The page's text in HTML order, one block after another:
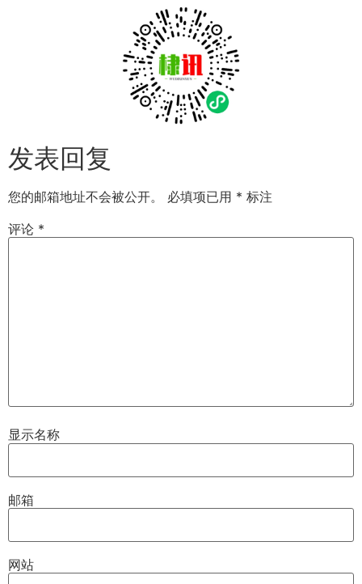
发表回复
您的邮箱地址不会被公开。 必填项已用 * 标注
评论 *
显示名称
邮箱
网站